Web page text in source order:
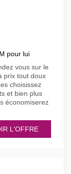
pour lui
vous sur le
prix tout doux
choisissez
et bien plus
économiserez
L'OFFRE